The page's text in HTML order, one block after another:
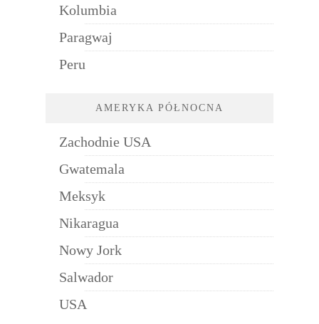
Kolumbia
Paragwaj
Peru
AMERYKA PÓŁNOCNA
Zachodnie USA
Gwatemala
Meksyk
Nikaragua
Nowy Jork
Salwador
USA